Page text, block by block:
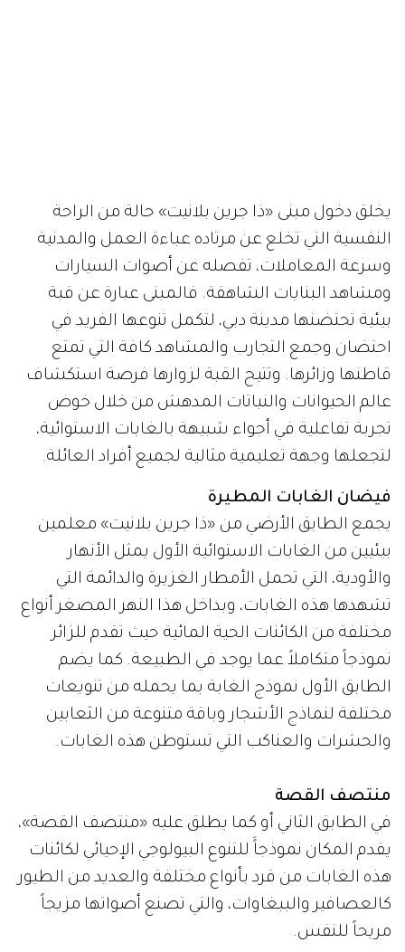
يخلق دخول مبنى «ذا جرين بلانيت» حالة من الراحة
النفسية التي تخلع عن مرتاده عباءة العمل والمدنية
وسرعة المعاملات، تفصله عن أصوات السيارات
ومشاهد البنايات الشاهقة. فالمبنى عبارة عن قبة
بيئية تحتضنها مدينة دبي، لتكمل تنوعها الفريد في
احتضان وجمع التجارب والمشاهد كافة التي تمتع
قاطنها وزائرها. وتتيح القبة لزوارها فرصة استكشاف
عالم الحيوانات والنباتات المدهش من خلال خوض
تجربة تفاعلية في أجواء شبيهة بالغابات الاستوائية،
لتجعلها وجهة تعليمية مثالية لجميع أفراد العائلة.
فيضان الغابات المطيرة
يجمع الطابق الأرضي من «ذا جرين بلانيت» معلمين
بيئيين من الغابات الاستوائية الأول يمثل الأنهار
والأودية، التي تحمل الأمطار الغزيرة والدائمة التي
تشهدها هذه الغابات، وبداخل هذا النهر المصغر أنواع
مختلفة من الكائنات الحية المائية حيث تقدم للزائر
نموذجاً متكاملاً عما يوجد في الطبيعة. كما يضم
الطابق الأول نموذج الغابة بما يحمله من تنويعات
مختلفة لنماذج الأشجار وباقة متنوعة من الثعابين
والحشرات والعناكب التي تستوطن هذه الغابات.
منتصف القصة
في الطابق الثاني أو كما يطلق عليه «منتصف القصة»،
يقدم المكان نموذجاًَ للتنوع البيولوجي الإحيائي لكائنات
هذه الغابات من قرد بأنواع مختلفة والعديد من الطيور
كالعصافير والببغاوات، والتي تصنع أصواتها مزيجاً
مريحاً للنفس.